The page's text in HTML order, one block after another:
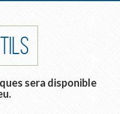
sera disponible